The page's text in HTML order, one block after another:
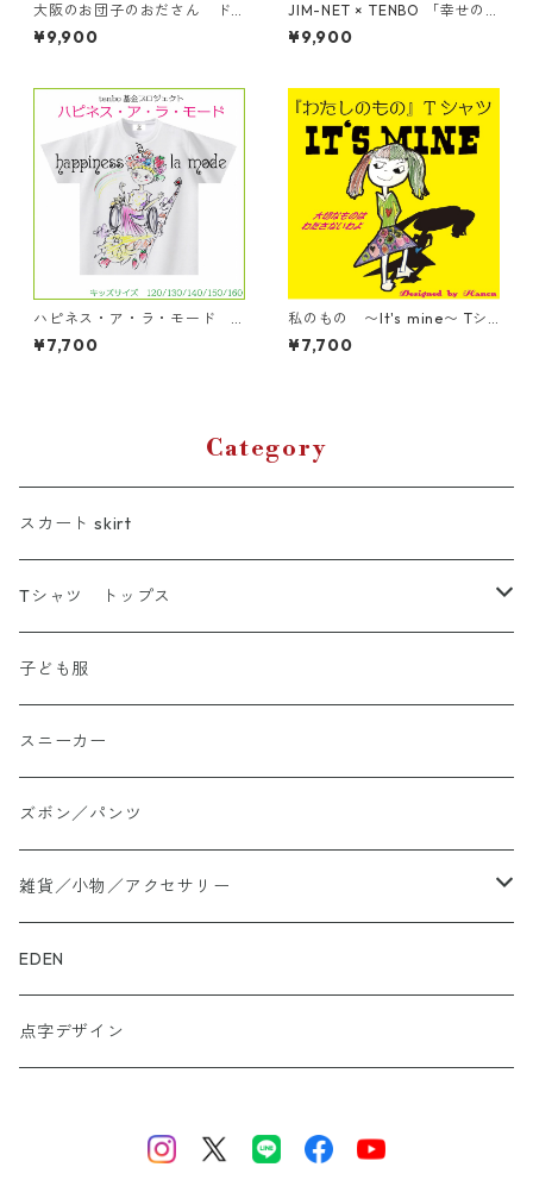
大阪のお団子のおださん ド
ライTシャツ （キッズ〜大人X
L）
¥9,900
JIM-NET × TENBO 「幸せの
方舟」ドライTシャツ （キッ
ズ〜大人XL）
¥9,900
ハピネス・ア・ラ・モード T
シャツ キッズサイズ
¥7,700
私のもの 〜It's mine〜 Tシ
ャツ
¥7,700
Category
スカート skirt
Tシャツ トップス
Tシャツ
シャツ
大きいサイズ
ロングTシャツ
子ども服
スニーカー
ズボン／パンツ
雑貨／小物／アクセサリー
トートバッグ
ぬかカイロ
EDEN
点字デザイン